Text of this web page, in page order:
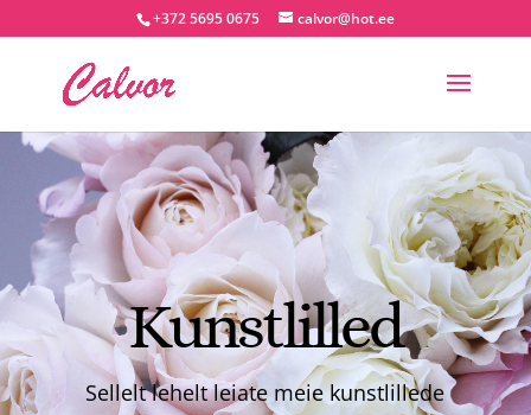
+372 5695 0675 calvor@hot.ee
Kunstlilled
Sellelt lehelt leiate meie kunstlillede